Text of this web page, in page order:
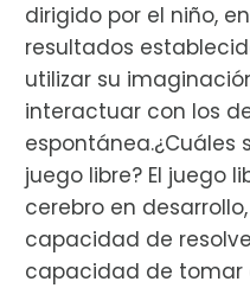
dirigido por el niño,
resultados
utilizar su
interactuar con los
espontánea.¿Cuáles
juego libre? El juego
cerebro en
capacidad de
capacidad de tomar